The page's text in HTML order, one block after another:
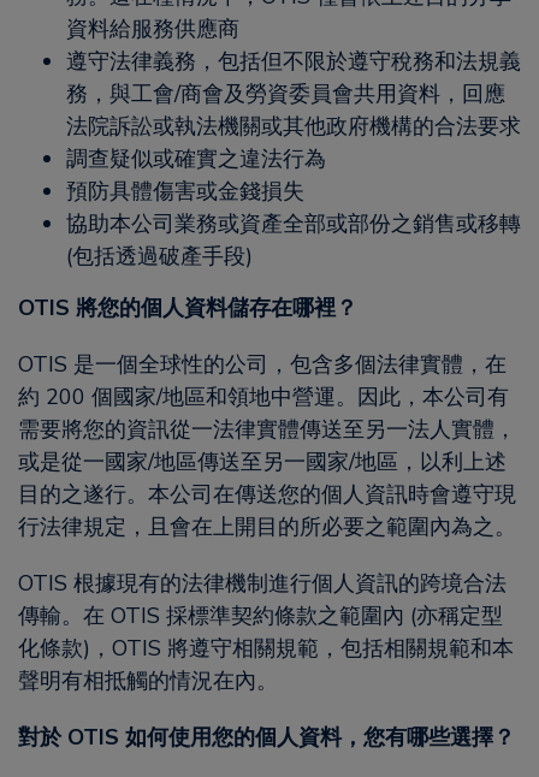
資料給服務供應商
遵守法律義務，包括但不限於遵守稅務和法規義
務，與工會/商會及勞資委員會共用資料，回應
法院訴訟或執法機關或其他政府機構的合法要求
調查疑似或確實之違法行為
預防具體傷害或金錢損失
協助本公司業務或資產全部或部份之銷售或移轉
(包括透過破產手段)
OTIS 將您的個人資料儲存在哪裡？
OTIS 是一個全球性的公司，包含多個法律實體，在
約 200 個國家/地區和領地中營運。因此，本公司有
需要將您的資訊從一法律實體傳送至另一法人實體，
或是從一國家/地區傳送至另一國家/地區，以利上述
目的之遂行。本公司在傳送您的個人資訊時會遵守現
行法律規定，且會在上開目的所必要之範圍內為之。
OTIS 根據現有的法律機制進行個人資訊的跨境合法
傳輸。在 OTIS 採標準契約條款之範圍內 (亦稱定型
化條款)，OTIS 將遵守相關規範，包括相關規範和本
聲明有相抵觸的情況在內。
對於 OTIS 如何使用您的個人資料，您有哪些選擇？